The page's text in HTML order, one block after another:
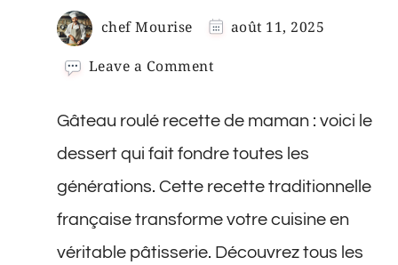
chef Mourise août 11, 2025
Leave a Commenton
Recette
de
Gâteau roulé recette de maman : voici le
dessert qui fait fondre toutes les
générations. Cette recette traditionnelle
française transforme votre cuisine en
véritable pâtisserie. Découvrez tous les